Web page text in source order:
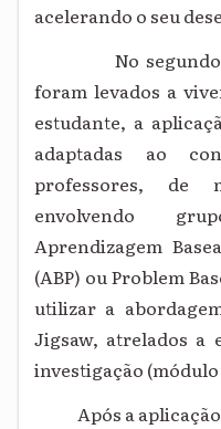
acelerando o seu
No
foram levados a
estudante, a
adaptadas ao
professores, de
envolvendo
Aprendizagem
(ABP) ou Problem
utilizar a
Jigsaw, atrelados a
investigação (módulo
Após a